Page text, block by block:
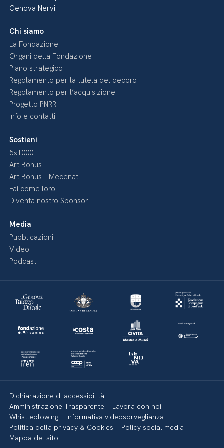
Genova Nervi
Chi siamo
La Fondazione
Organi della Fondazione
Piano strategico
Regolamento per la tutela del decoro
Regolamento per l’acquisizione
Progetto PNRR
Info e contatti
Sostieni
5×1000
Art Bonus
Art Bonus – Mecenati
Fai come loro
Diventa nostro Sponsor
Media
Pubblicazioni
Video
Podcast
Dichiarazione di accessibilità
Amministrazione Trasparente
Lavora con noi
Whistleblowing
Informativa videosorveglianza
Politica della privacy & Cookies
Policy social media
Mappa del sito